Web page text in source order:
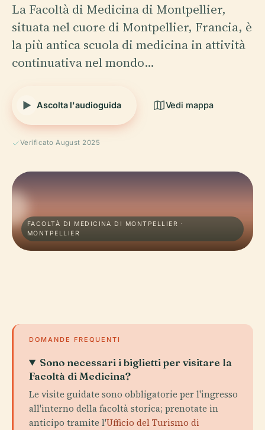
La Facoltà di Medicina di Montpellier,
situata nel cuore di Montpellier, Francia, è
la più antica scuola di medicina in attività
continuativa nel mondo…
Ascolta l'audioguida Vedi mappa
Verificato August 2025
FACOLTÀ DI MEDICINA DI MONTPELLIER ·
MONTPELLIER
DOMANDE FREQUENTI
Sono necessari i biglietti per visitare la
Facoltà di Medicina?
Le visite guidate sono obbligatorie per l'ingresso
all'interno della facoltà storica; prenotate in
anticipo tramite l'Ufficio del Turismo di